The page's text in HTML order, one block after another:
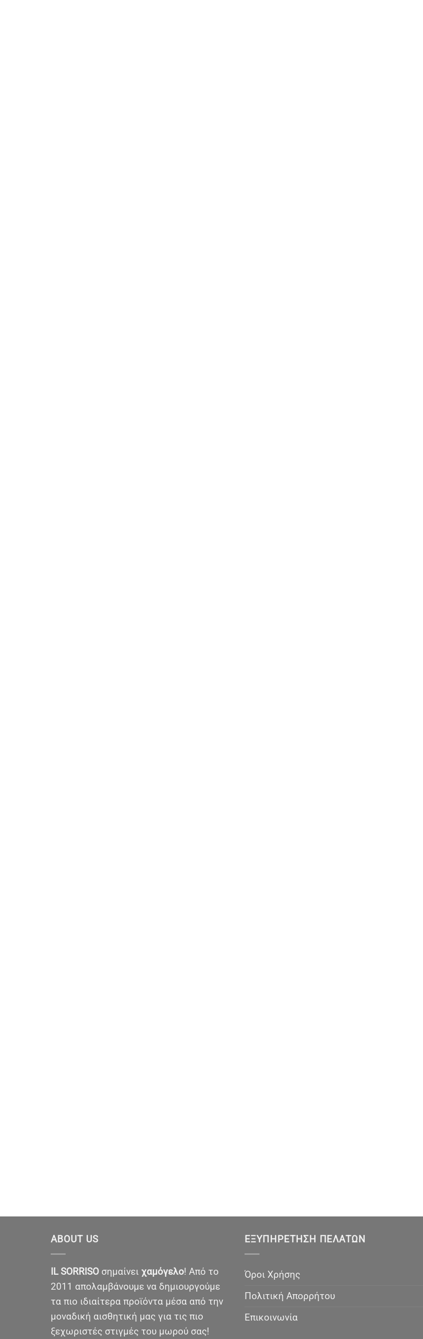
ABOUT US
IL SORRISO σημαίνει χαμόγελο! Από το
2011 απολαμβάνουμε να δημιουργούμε
τα πιο ιδιαίτερα προϊόντα μέσα από την
μοναδική αισθητική μας για τις πιο
ξεχωριστές στιγμές του μωρού σας!
ΕΞΥΠΗΡΈΤΗΣΗ ΠΕΛΑΤΏΝ
Όροι Χρήσης
Πολιτική Απορρήτου
Επικοινωνία